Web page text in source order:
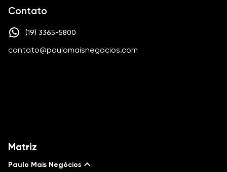
Contato
(19) 3365-5800
contato@paulomaisnegocios.com
Matriz
Paulo Mais Negócios